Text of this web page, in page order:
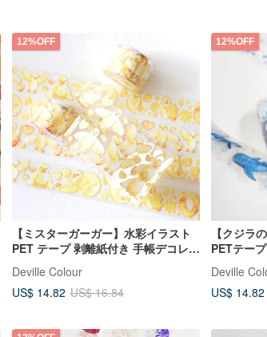
12%OFF
【ミスターガーガー】水彩イラスト
PET テープ 剥離紙付き 手帳デコレー
ション 小さなガチョウ 小さなアヒル
愛
Deville Colour
US$ 14.82 US$ 16.84
12%OFF
【クジラ
PETテー
ーション
Deville
US$ 14.82